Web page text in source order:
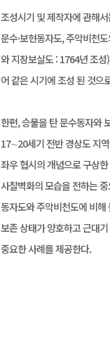
조성시기 및 제작자에 관해
문수·보현동자도, 주악비천
와 지장보살도 : 1764년 조
어 같은 시기에 조성 된 것으
한편, 승물을 탄 문수동자와
17∼20세기 전반 경상도 지
좌우 협시의 개념으로 구상
사찰벽화의 모습을 전하는 중
동자도와 주악비천도에 비
보존 상태가 양호하고 근대
중요한 사례를 제공한다.